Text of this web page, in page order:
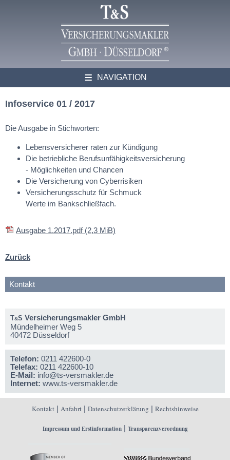
NAVIGATION
Infoservice 01 / 2017
Die Ausgabe in Stichworten:
Lebensversicherer raten zur Kündigung
Die betriebliche Berufsunfähigkeitsversicherung
- Möglichkeiten und Chancen
Die Versicherung von Cyberrisiken
Versicherungsschutz für Schmuck
Werte im Bankschließfach.
Ausgabe 1.2017.pdf (2,3 MiB)
Zurück
Kontakt
T&S Versicherungsmakler GmbH
Mündelheimer Weg 5
40472 Düsseldorf
Telefon: 0211 422600-0
Telefax: 0211 422600-10
E-Mail: info@ts-versmakler.de
Internet: www.ts-versmakler.de
Kontakt | Anfahrt | Datenschutzerklärung | Rechtshinweise
Impressum und Erstinformation| Transparenzverordnung